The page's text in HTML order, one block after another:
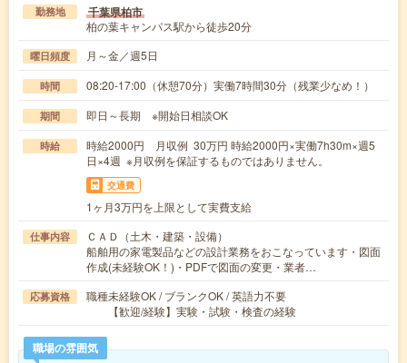
勤務地 千葉県柏市
柏の葉キャンパス駅から徒歩20分
曜日頻度 月～金／週5日
時間 08:20-17:00（休憩70分）実働7時間30分（残業少なめ！）
期間 即日～長期 ※開始日相談OK
時給
時給2000円 月収例 30万円 時給2000円×実働7h30m×週5
日×4週 ※月収例を保証するものではありません。
交通費
1ヶ月3万円を上限として実費支給
仕事内容
ＣＡＤ（土木・建築・設備）
船舶用の家電製品などの設計業務をおこなっています・図面
作成(未経験OK！)・PDFで図面の変更・業者…
応募資格
職種未経験OK / ブランクOK / 英語力不要
【歓迎/経験】実験・試験・検査の経験
職場の雰囲気